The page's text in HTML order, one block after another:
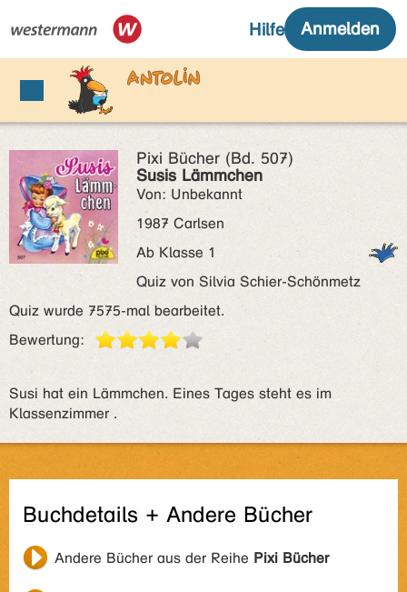
Pixi Bücher (Bd. 507)
Susis Lämmchen
Von: Unbekannt
1987 Carlsen
Ab Klasse 1
Quiz von Silvia Schier-Schönmetz
Quiz wurde 7575-mal bearbeitet.
Bewertung:
Susi hat ein Lämmchen. Eines Tages steht es im
Klassenzimmer .
Buchdetails + Andere Bücher
Andere Bücher aus der Reihe Pixi Bücher